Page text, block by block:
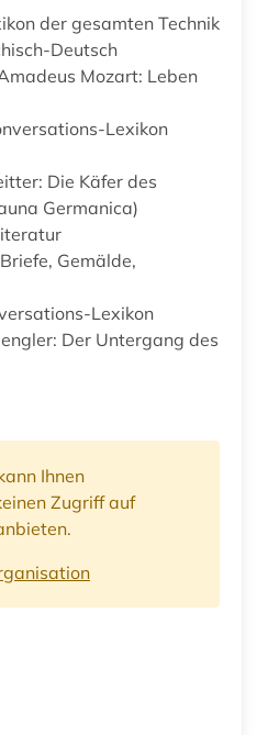
der gesamten Technik
Deutsch
Mozart: Leben
Lexikon
Die Käfer des
Germanica)
Gemälde,
Lexikon
Der Untergang des
Ihnen
Zugriff auf